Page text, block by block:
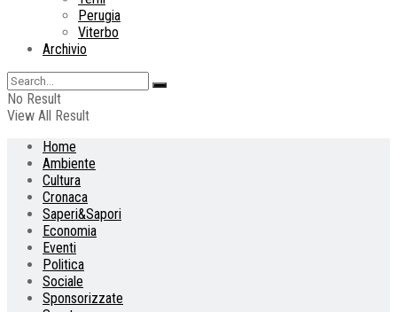
Perugia
Viterbo
Archivio
No Result
View All Result
Home
Ambiente
Cultura
Cronaca
Saperi&Sapori
Economia
Eventi
Politica
Sociale
Sponsorizzate